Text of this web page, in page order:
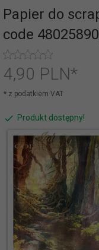
Papier do
code
4,90 PLN*
* z podatkiem VAT
Produkt dostępny!